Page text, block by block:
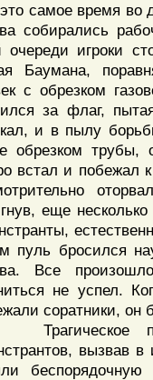
самое время во
собирались
очереди игроки
Баумана,
с обрезком
за флаг,
и в пылу
обрезком трубы,
встал и побежал
еще
пуль бросился
Все
не успел.
соратники, он
вызвав